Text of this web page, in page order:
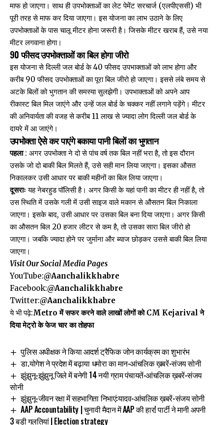
माफ हो जाएगा। साथ ही उपभोक्ताओं का लेट पेमेंट सरचार्ज (एलपीएससी) भी
पूरी तरह से माफ कर दिया जाएगा। इस योजना का लाभ उठाने के लिए
उपभोक्ताओं के पास चालू मीटर होना जरूरी है। जिसके मीटर खराब हैं, उसे नया
मीटर लगवाना होगा।
90 फीसद उपभोक्ताओं का बिल होगा जीरो
इस योजना से दिल्ली जल बोर्ड के 40 फीसद उपभाक्ताओं को लाभ होगा और
करीब 90 फीसद उपभोक्ताओं का पूरा बिल जीरो हो जाएगा। इससे लंबे समय से
अटके बिलों को भुगतान की समस्या सुलझेगी। उपभाक्ताओं को अपने आप
रीकास्ट बिल मिल जाएंगे और उन्हें जल बोर्ड के चक्कर नहीं लगाने पड़ेंगे। मीटर
की अनिवार्यता की वजह से करीब 11 लाख से ज्यादा लोग दिल्ली जल बोर्ड के
दायरे में आ जाएंगे।
उपभोक्ता ऐसे कर पाएंगे बकाया पानी बिलों का भुगतान
पहला: अगर उपभोक्ता ने दो से पांच वर्ष तक बिल नहीं भरा है, तो इस दौरान
उसके जो दो बाकी बिल मिलते हैं, उसे सही मान लिया जाएगा। इसका औसत
निकालकर उसी आधार पर बाकी महीनों का बिल लिया जाएगा।
दूसराः यह नेबरहुड पॉलिसी है। अगर किसी के यहां पानी का मीटर ही नहीं है, तो
उस स्थिति में उसके गली में उसी साइज वाले मकान से औसतन बिल निकाला
जाएगा। इसके बाद, उसी आधार पर उसका बिल बना दिया जाएगा। अगर किसी
का औसतन बिल 20 हजार लीटर से कम है, तो उसका सारा बिल जीरो हो
जाएगा। जबकि ज्यादा होने पर जुर्माना और ब्याज छोड़कर उससे बाकी बिल लिया
जाएगा।
Visit Our Social Media Pages
YouTube:@Aanchalikkhabre
Facebook:@Aanchalikkhabre
Twitter:@Aanchalikkhabre
ये भी पढ़े:Metro में सफर करने वाले लाखों लोगों को CM Kejarival ने
दिया मेट्रो के फेज चार का तोहफा
पुलिस अधीक्षक ने किया आदर्श ट्रैफिक जोन कार्यक्रम का शुभारंभ
डा.योगेश ने प्रदेश में बढ़ाया धमोरा का मान-आंचलिक ख़बरें-संजय सोनी
झुंझुनू-झुंझुनू जिले में बनेगी 14 नयी ग्राम पंचायतें-आंचलिक ख़बरें-संजय
सोनी
झुंझुनू-जीवन रक्षा में सहभागिता निभाएं:यादव-आंचलिक ख़बरें-संजय सोनी
AAP Accountability | चुनावी मैदान में AAP की हार! पार्टी ने मानी अपनी
3 बड़ी गलतियां | Election strategy